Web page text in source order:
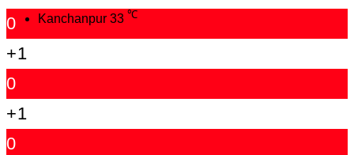
Kanchanpur 33 ℃
0
+1
0
+1
0